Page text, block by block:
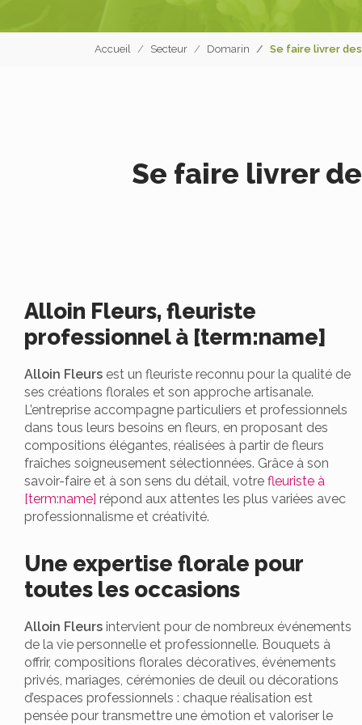
Accueil Secteur Domarin Se faire livrer
Se faire livrer
Alloin Fleurs, fleuriste
professionnel à [term:name]
Alloin Fleurs est un fleuriste reconnu pour la qualité de
ses créations florales et son approche artisanale.
L’entreprise accompagne particuliers et professionnels
dans tous leurs besoins en fleurs, en proposant des
compositions élégantes, réalisées à partir de fleurs
fraîches soigneusement sélectionnées. Grâce à son
savoir-faire et à son sens du détail, votre fleuriste à
[term:name] répond aux attentes les plus variées avec
professionnalisme et créativité.
Une expertise florale pour
toutes les occasions
Alloin Fleurs intervient pour de nombreux événements
de la vie personnelle et professionnelle. Bouquets à
offrir, compositions florales décoratives, événements
privés, mariages, cérémonies de deuil ou décorations
d’espaces professionnels : chaque réalisation est
pensée pour transmettre une émotion et valoriser le